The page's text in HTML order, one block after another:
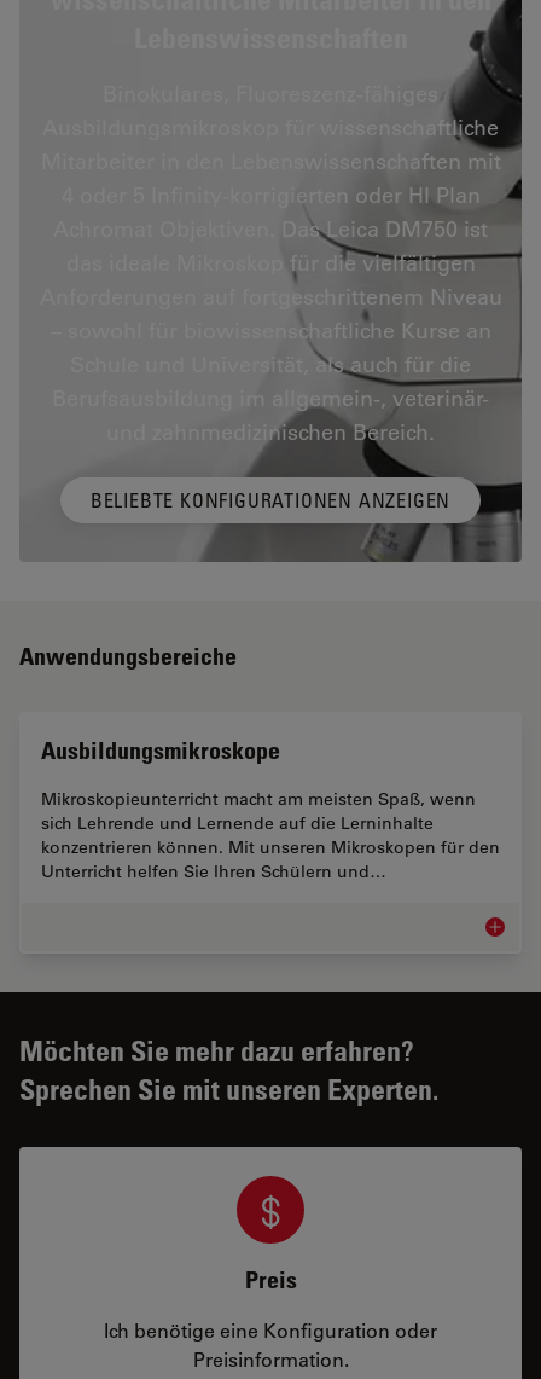
Ausbildungsmikroskop für wissenschaftliche
Mitarbeiter in den Lebenswissenschaften mit
4 oder 5 Infinity-korrigierten oder HI Plan
Achromat Objektiven. Das Leica DM750 ist
das ideale Mikroskop für die vielfältigen
Anforderungen auf fortgeschrittenem Niveau
– sowohl für biowissenschaftliche Kurse an
Schule und Universität, als auch für die
Berufsausbildung im allgemein-, veterinär-
und zahnmedizinischen Bereich.
BELIEBTE KONFIGURATIONEN ANZEIGEN
Anwendungsbereiche
Ausbildungsmikroskope
Mikroskopieunterricht macht am meisten Spaß, wenn
sich Lehrende und Lernende auf die Lerninhalte
konzentrieren können. Mit unseren Mikroskopen für den
Unterricht helfen Sie Ihren Schülern und…
Möchten Sie mehr dazu erfahren?
Sprechen Sie mit unseren Experten.
Preis
Ich benötige eine Konfiguration oder
Preisinformation.